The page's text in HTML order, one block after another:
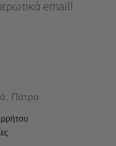
email!
Πάτρα